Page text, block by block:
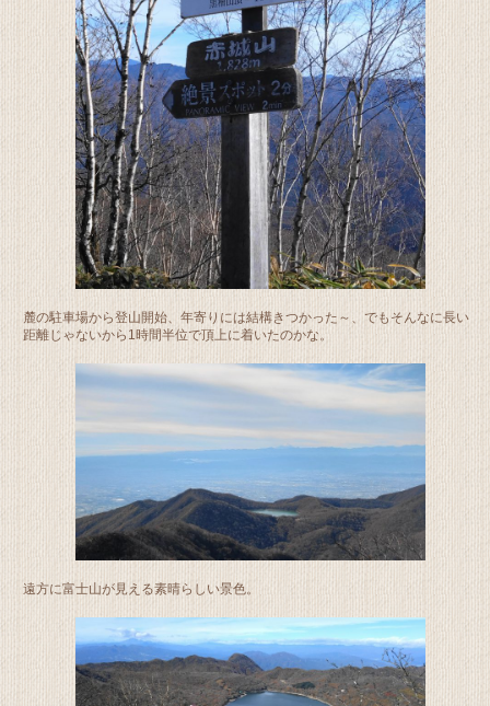
麓の駐車場から登山開始、年寄りには結構きつかった～、でもそんなに長い
距離じゃないから1時間半位で頂上に着いたのかな。
遠方に富士山が見える素晴らしい景色。